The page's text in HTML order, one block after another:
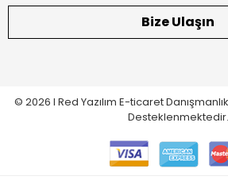
Bize Ulaşın
© 2026 I Red Yazılım E-ticaret
Desteklenmektedir.